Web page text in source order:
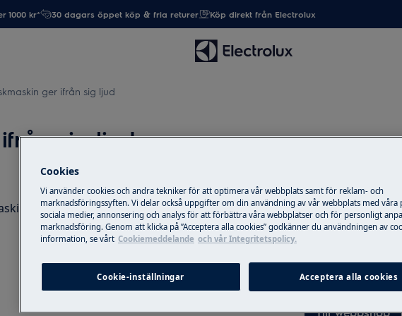
1000 kr* 30 dagars öppet köp & fria returer Köp direkt från Electrolux
ger ifrån sig ljud
sig ljud
under användning Reservdelar &
Beställ
produkt från
post snabbt och
Till webbshop
Cookies
Vi använder cookies och andra tekniker för att optimera vår webbplats samt för reklam- och
marknadsföringssyften. Vi delar också uppgifter om din användning av vår webbplats med våra
sociala medier, annonsering och analys för att förbättra våra webbplatser och för personligt
marknadsföring. Genom att klicka på ”Acceptera alla cookies” godkänner du användningen av
information, se vårt Cookiemeddelande och vår Integritetspolicy.
Cookie-inställningar Acceptera alla cookies